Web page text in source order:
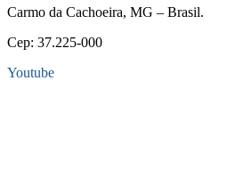
Carmo da Cachoeira, MG – Brasil.
Cep: 37.225-000
Youtube